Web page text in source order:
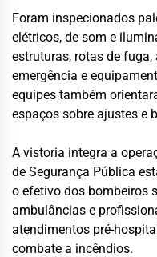
Foram inspecionados
elétricos, de som e
estruturas, rotas de
emergência e
equipes também
espaços sobre ajustes e
A vistoria integra a
de Segurança Pública
o efetivo dos bombeiros
ambulâncias e
atendimentos pré-
combate a incêndios.